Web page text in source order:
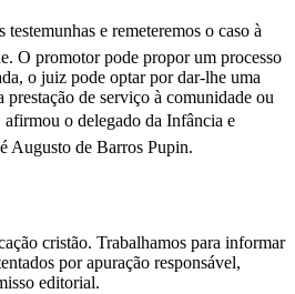
testemunhas e remeteremos o caso à
O promotor pode propor um processo
o juiz pode optar por dar-lhe uma
prestação de serviço à comunidade ou
afirmou o delegado da Infância e
Augusto de Barros Pupin.
cristão. Trabalhamos para informar
por apuração responsável,
editorial.